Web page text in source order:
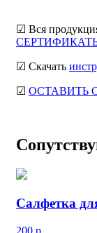
☑ Вся
☑ Скачать
☑ ОСТАВИТЬ
Салфетка
200 р.